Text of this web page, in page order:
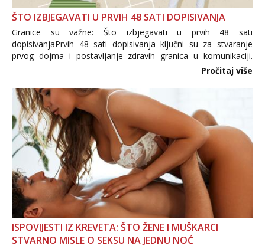
ŠTO IZBJEGAVATI U PRVIH 48 SATI DOPISIVANJA
Granice su važne: Što izbjegavati u prvih 48 sati
dopisivanjaPrvih 48 sati dopisivanja ključni su za stvaranje
prvog dojma i postavljanje zdravih granica u komunikaciji.
Važno je izbjeći prebrzo otkrivanje osobnih ili intimnih
informacija, jer nepoznata osoba još nije zaslužila to
povjerenje. Takođe...
Pročitaj više
ISPOVIJESTI IZ KREVETA: ŠTO ŽENE I MUŠKARCI
STVARNO MISLE O SEKSU NA JEDNU NOĆ